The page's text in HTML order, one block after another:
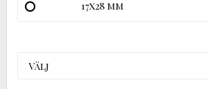
17x28 mm